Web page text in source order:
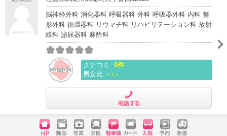
脳神経外科 消化器科 呼吸器科 外科 呼吸器外科 内科 整
形外科 循環器科 リウマチ科 リハビリテーション科 放射
線科 泌尿器科 麻酔科
クチコミ
0件
男女比 -：-